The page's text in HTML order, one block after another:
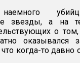
звезды, а на
о
оказывался
когда-то давно